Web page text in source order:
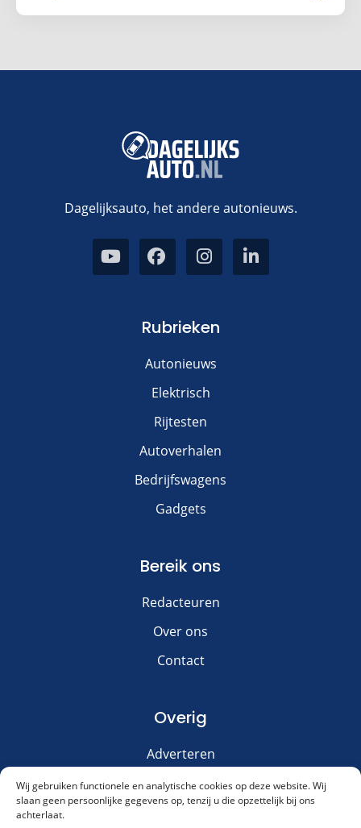
Wij gebruiken functionele en analytische cookies op deze website. Wij
slaan geen persoonlijke gegevens op, tenzij u die opzettelijk bij ons
achterlaat.
Dagelijksauto, het andere autonieuws.
Rubrieken
Autonieuws
Elektrisch
Rijtesten
Autoverhalen
Bedrijfswagens
Gadgets
Bereik ons
Redacteuren
Over ons
Contact
Overig
Adverteren
Disclaimer
Privacy & Cookies